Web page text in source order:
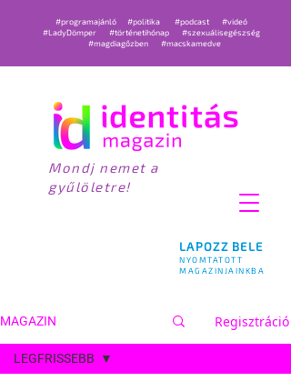
LAPOZZ BELE
NYOMTATOTT
MAGAZINJAINKBA
#programajánló #politika #podcast
#videó
#LadyDömper
#történetihónap
#szexuálisegészség
#magdiagőzben
#macskamedve
Mondj nemet a
gyűlöletre!
MAGAZIN Regisztráció
LEGFRISSEBB